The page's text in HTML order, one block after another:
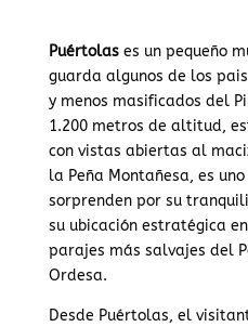
Puértolases un pequeño
guarda algunos de los
y menos masificados del
1.200 metros de altitud,
con vistas abiertas al
la Peña Montañesa, es
sorprenden por su
su ubicación estratégica
parajes más salvajes del
Ordesa.
Desde Puértolas, el